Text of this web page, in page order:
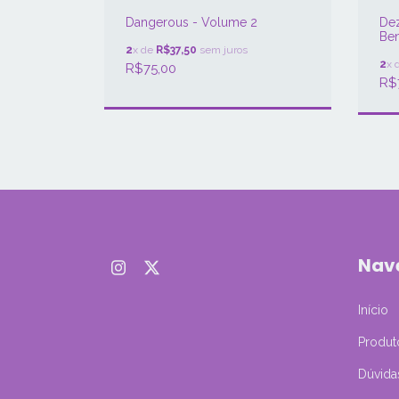
Dangerous - Volume 2
2x de R$37,50 sem juros
R$75,00 2x
Início